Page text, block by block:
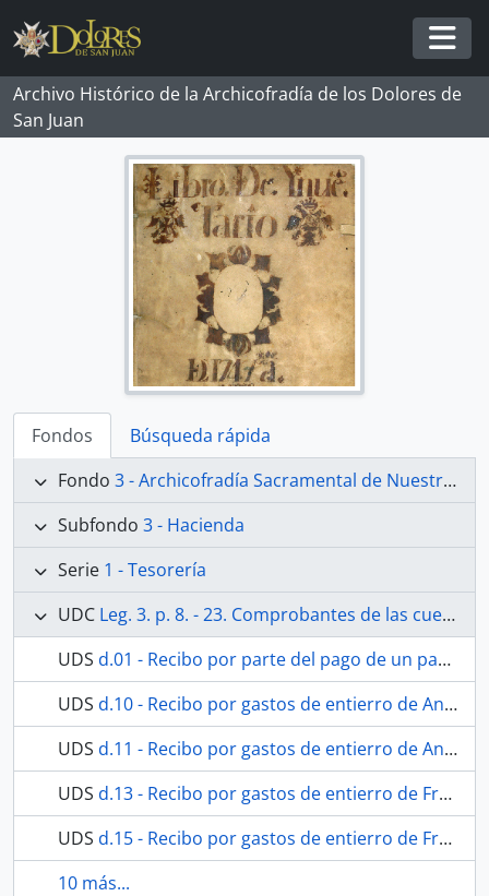
Skip to main content
Archivo Histórico de la Archicofradía de los Dolores de
San Juan
Fondos
Búsqueda rápida
Fondo 3 - Archicofradía Sacramental de Nuestra Señora de los Dolores
Subfondo 3 - Hacienda
Serie 1 - Tesorería
UDC Leg. 3. p. 8. - 23. Comprobantes de las cuentas generales desde 1º. Julio a 31 Diciembre de 1871. Sentadas en el libro 2º.
UDS d.01 - Recibo por parte del pago de un pagaré.
UDS d.10 - Recibo por gastos de entierro de Angustias Martín
UDS d.11 - Recibo por gastos de entierro de Angustias Martín
UDS d.13 - Recibo por gastos de entierro de Francisco Morales
UDS d.15 - Recibo por gastos de entierro de Francisco Morales
10 más...